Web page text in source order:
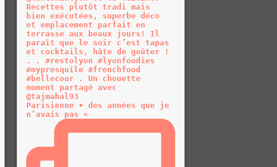
Parisienne • des années que je
n’avais pas «